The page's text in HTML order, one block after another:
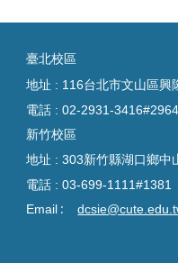
臺北校區
地址 : 116台北市文山區興
電話 :02-2931-3416#2964
新竹校區
地址 : 303新竹縣湖口鄉中
電話 :03-699-1111#1381
Email :